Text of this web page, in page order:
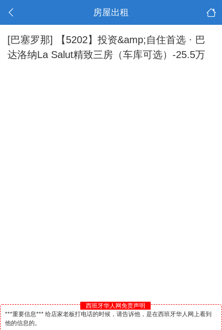
房屋出租
[巴塞罗那]
【5202】投资&amp;自住首选 · 巴
达洛纳La Salut精致三房（车库可选）-25.5万
西班牙华人网免责声明
***重要信息*** 给店家老板打电话的时候，请告诉他，是在西班牙华人网上看到
他的信息的。